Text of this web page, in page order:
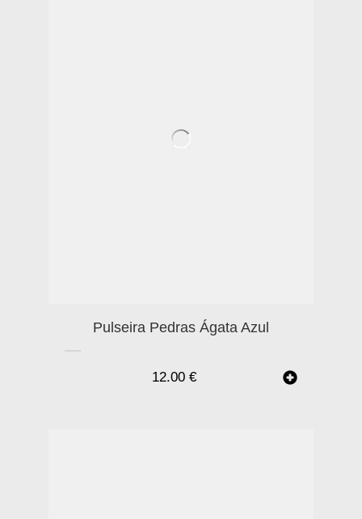
Pulseira Pedras Ágata Azul
12.00 €